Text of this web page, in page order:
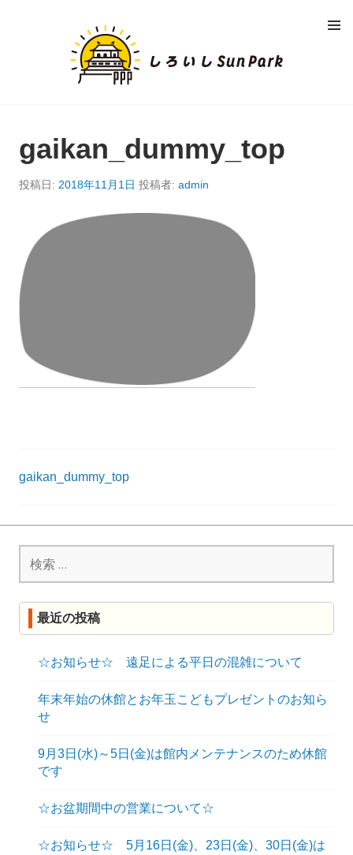
し
ー
gaikan_dummy_top
投稿日: 2018年11月1日 投稿者: admin
投
ナ
ビ
ゲ
ー
シ
ョ
gaikan_dummy_top
索:
最近の投稿
☆お知らせ☆ 遠足による平日の混雑について
年末年始の休館とお年玉こどもプレゼントのお知ら
せ
9月3日(水)～5日(金)は館内メンテナンスのため休館
です
☆お盆期間中の営業について☆
☆お知らせ☆ 5月16日(金)、23日(金)、30日(金)は